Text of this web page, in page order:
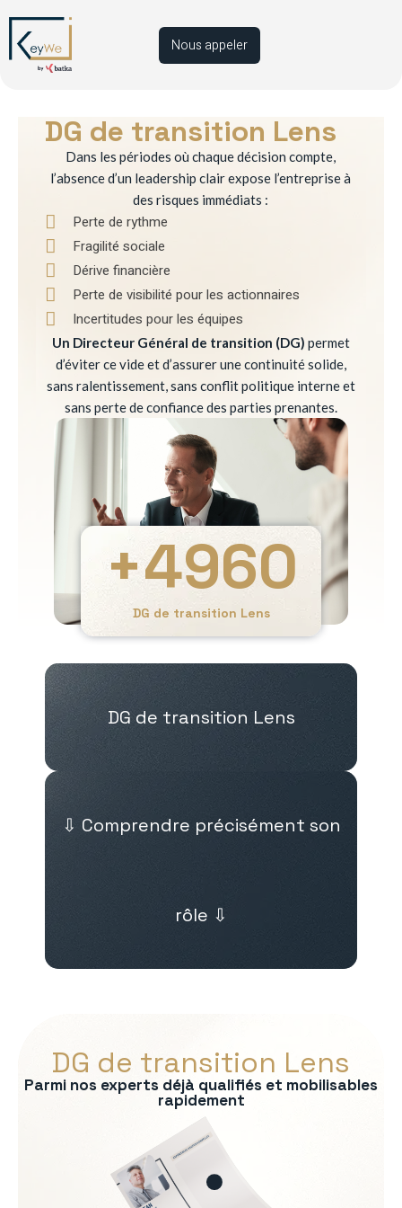
Nous appeler
DG de transition Lens
Dans les périodes où chaque décision compte,
l’absence d’un leadership clair expose l’entreprise à
des risques immédiats :
Perte de rythme
Fragilité sociale
Dérive financière
Perte de visibilité pour les actionnaires
Incertitudes pour les équipes
Un Directeur Général de transition (DG) permet
d’éviter ce vide et d’assurer une continuité solide,
sans ralentissement, sans conflit politique interne et
sans perte de confiance des parties prenantes.
DG de transition Lens
+4960
DG de transition Lens
⇩ Comprendre précisément son
rôle ⇩
DG de transition Lens
Parmi nos experts déjà qualifiés et mobilisables
rapidement